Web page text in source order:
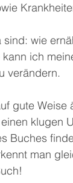
sind: wie
kann ich
verändern.
gute
klugen
Buches
man